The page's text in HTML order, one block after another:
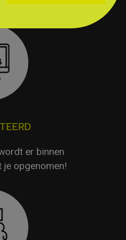
er binnen
je opgenomen!